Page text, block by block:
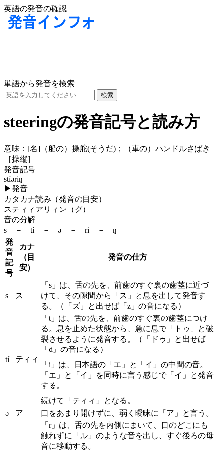
英語の発音の確認
単語から発音を検索
steeringの発音記号と読み方
意味： [名] （船の）操舵(そうだ)；（車の）ハンドルさばき
［操縦］
発音記号
stíəriŋ
▶発音
カタカナ読み（発音の目安）
スティィアリィン（グ）
音の分解
s － tí － ə － ri － ŋ
発
音
記
号
カナ
（目
安）
発音の仕方
s ス
「s」は、舌の先を、前歯のすぐ裏の歯茎に近づ
けて、その隙間から「ス」と息を出して発音す
る。（「ズ」と出せば「z」の音になる）
tí ティィ
「t」は、舌の先を、前歯のすぐ裏の歯茎につけ
る。息を止めた状態から、急に息で「トゥ」と破
裂させるように発音する。（「ドゥ」と出せば
「d」の音になる）
「i」は、日本語の「エ」と「イ」の中間の音。
「エ」と「イ」を同時に言う感じで「イ」と発音
する。
続けて「ティィ」となる。
ə
ア 口をあまり開けずに、弱く曖昧に「ア」と言う。
「r」は、舌の先を内側にまいて、口のどこにも
触れずに「ル」のような音を出し、すぐ後ろの母
音に移動する。